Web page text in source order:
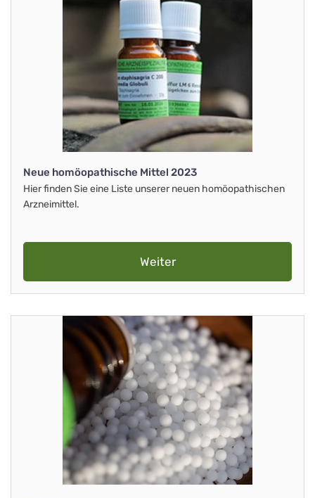
Neue homöopathische Mittel 2023
Hier finden Sie eine Liste unserer neuen homöopathischen
Arzneimittel.
Weiter